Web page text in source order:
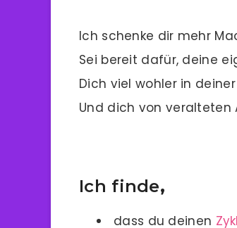
Ich schenke dir mehr
Sei bereit dafür, deine
Dich viel wohler in
Und dich von veralteten
Ich finde,
dass du deinen